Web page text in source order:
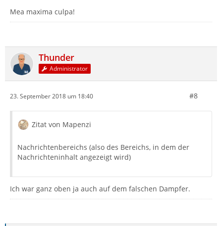
Mea maxima culpa!
Thunder
Administrator
23. September 2018 um 18:40 #8
Zitat von Mapenzi
Nachrichtenbereichs (also des Bereichs, in dem der
Nachrichteninhalt angezeigt wird)
Ich war ganz oben ja auch auf dem falschen Dampfer.